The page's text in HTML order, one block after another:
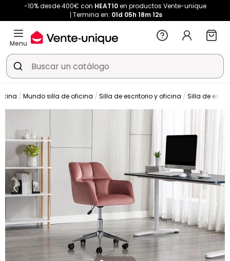
-10% desde 400€ con HEAT10en productos Vente-unique
Termina en: 01d 05h 18m 12s
Menu
Mundo silla de oficina Silla de escritorio y oficina Silla de